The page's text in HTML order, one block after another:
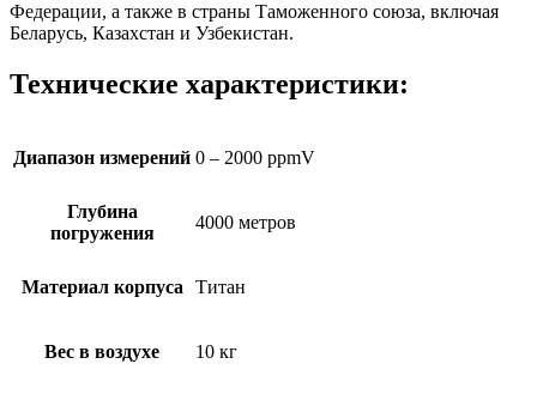
Федерации, а также в страны Таможенного союза, включая
Беларусь, Казахстан и Узбекистан.
Технические характеристики:
Диапазон измерений 0 – 2000 ppmV
Глубина
погружения
4000 метров
Материал корпуса Титан
Вес в воздухе 10 кг